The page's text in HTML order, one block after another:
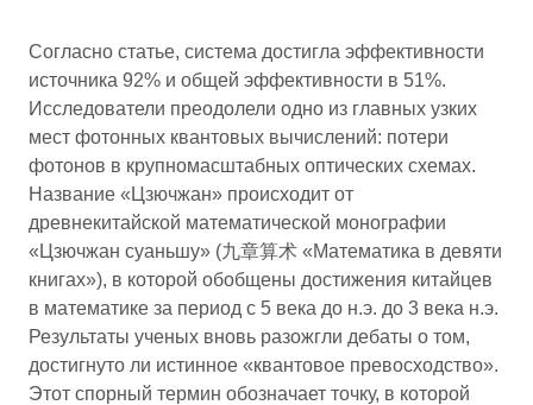
Согласно статье, система достигла эффективности
источника 92% и общей эффективности в 51%.
Исследователи преодолели одно из главных узких
мест фотонных квантовых вычислений: потери
фотонов в крупномасштабных оптических схемах.
Название «Цзючжан» происходит от
древнекитайской математической монографии
«Цзючжан суаньшу» (九章算术 «Математика в девяти
книгах»), в которой обобщены достижения китайцев
в математике за период с 5 века до н.э. до 3 века н.э.
Результаты ученых вновь разожгли дебаты о том,
достигнуто ли истинное «квантовое превосходство».
Этот спорный термин обозначает точку, в которой